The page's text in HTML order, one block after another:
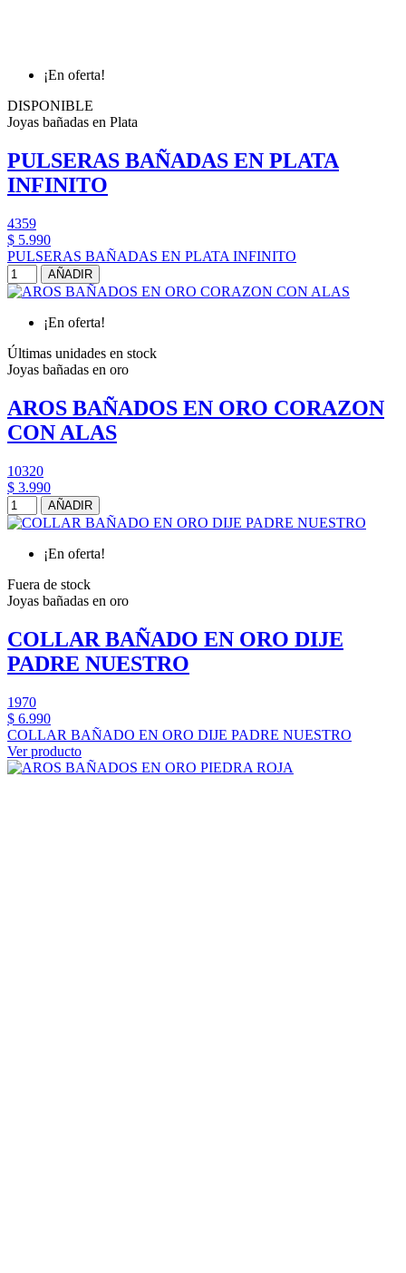
¡En oferta!
DISPONIBLE
Joyas bañadas en Plata
PULSERAS BAÑADAS EN PLATA
INFINITO
4359
$ 5.990
PULSERAS BAÑADAS EN PLATA INFINITO
AÑADIR
¡En oferta!
Últimas unidades en stock
Joyas bañadas en oro
AROS BAÑADOS EN ORO CORAZON
CON ALAS
10320
$ 3.990
AÑADIR
¡En oferta!
Fuera de stock
Joyas bañadas en oro
COLLAR BAÑADO EN ORO DIJE
PADRE NUESTRO
1970
$ 6.990
COLLAR BAÑADO EN ORO DIJE PADRE NUESTRO
Ver producto